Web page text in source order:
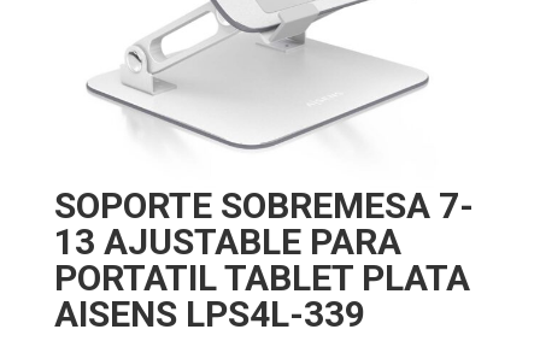
SOPORTE SOBREMESA 7-
13 AJUSTABLE PARA
PORTATIL TABLET PLATA
AISENS LPS4L-339